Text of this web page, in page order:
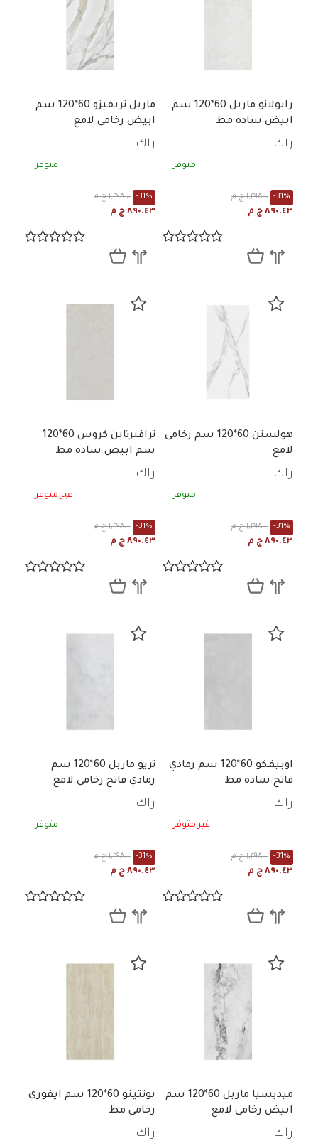
رابولانو ماربل 60*120 سم
ابيض ساده مط
راك
متوفر
١,٢٩٨.٠٠ ج م -31%
٨٩٠.٤٣ ج م
ماربل تريفيزو 60*120 سم
ابيض رخامى لامع
راك
متوفر
١,٢٩٨.٠٠ ج م -31%
٨٩٠.٤٣ ج م
هولستن 60*120 سم رخامى
لامع
راك
متوفر
١,٢٩٨.٠٠ ج م -31%
٨٩٠.٤٣ ج م
ترافيرتاين كروس 60*120
سم ابيض ساده مط
راك
غير متوفر
١,٢٩٨.٠٠ ج م -31%
٨٩٠.٤٣ ج م
اوبيفكو 60*120 سم رمادي
فاتح ساده مط
راك
غير متوفر
١,٢٩٨.٠٠ ج م -31%
٨٩٠.٤٣ ج م
تريو ماربل 60*120 سم
رمادي فاتح رخامى لامع
راك
متوفر
١,٢٩٨.٠٠ ج م -31%
٨٩٠.٤٣ ج م
ميديسيا ماربل 60*120 سم
ابيض رخامى لامع
راك
بونتينو 60*120 سم ايفوري
رخامى مط
راك